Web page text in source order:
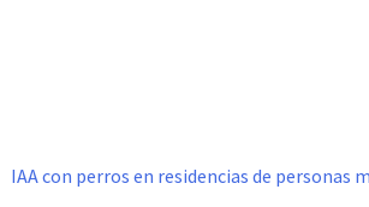
IAA con perros en residencias de personas